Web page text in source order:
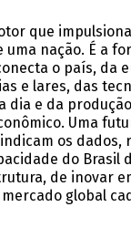
que
uma nação. É a
o país, da
e lares, das
dia e da
Uma
os dados,
do Brasil
de inovar
global